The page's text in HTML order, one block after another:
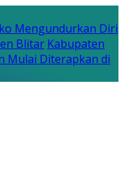
Mengundurkan Diri
Blitar Kabupaten
Mulai Diterapkan di